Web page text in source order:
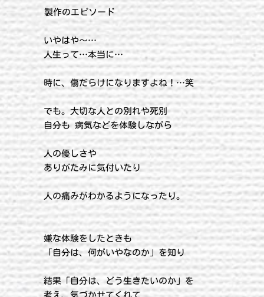
製作のエピソード
いやはや〜…
人生って…本当に…
時に、傷だらけになりますよね！…笑
でも。大切な人との別れや死別
自分も 病気などを体験しながら
人の優しさや
ありがたみに気付いたり
人の痛みがわかるようになったり。
嫌な体験をしたときも
「自分は、何がいやなのか」を知り
結果「自分は、どう生きたいのか」を
考え、気づかせてくれて